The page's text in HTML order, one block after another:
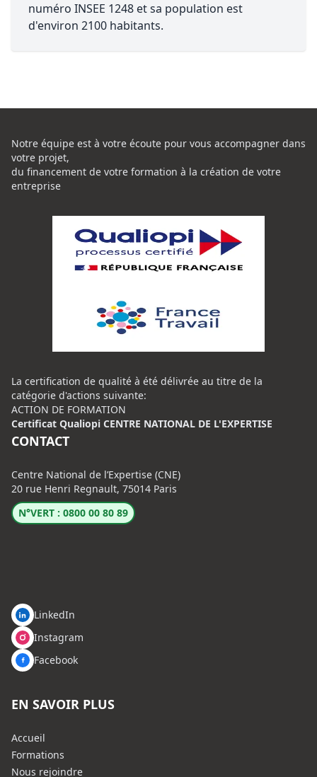
numéro INSEE 1248 et sa population est
d'environ 2100 habitants.
Notre équipe est à votre écoute pour vous accompagner dans
votre projet,
du financement de votre formation à la création de votre
entreprise
La certification de qualité à été délivrée au titre de la
catégorie d'actions suivante:
ACTION DE FORMATION
Certificat Qualiopi CENTRE NATIONAL DE L'EXPERTISE
CONTACT
Centre National de l’Expertise (CNE)
20 rue Henri Regnault, 75014 Paris
N°VERT : 0800 00 80 89
LinkedIn
Instagram
Facebook
EN SAVOIR PLUS
Accueil
Formations
Nous rejoindre